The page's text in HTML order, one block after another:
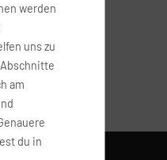
Phuket
werden
uns zu
am
du in